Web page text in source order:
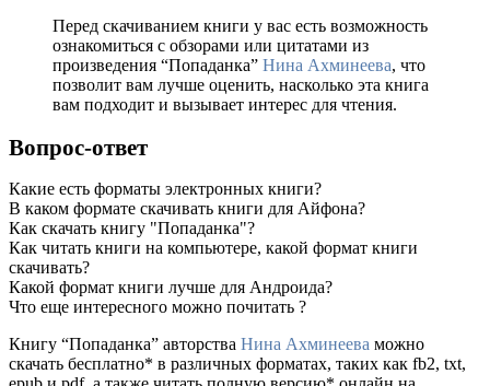
Перед скачиванием книги у вас есть возможность
ознакомиться с обзорами или цитатами из
произведения “Попаданка” Нина Ахминеева, что
позволит вам лучше оценить, насколько эта книга
вам подходит и вызывает интерес для чтения.
Вопрос-ответ
Какие есть форматы электронных книги?
В каком формате скачивать книги для Айфона?
Как скачать книгу "Попаданка"?
Как читать книги на компьютере, какой формат книги
скачивать?
Какой формат книги лучше для Андроида?
Что еще интересного можно почитать ?
Книгу “Попаданка” авторства Нина Ахминеева можно
скачать бесплатно* в различных форматах, таких как fb2, txt,